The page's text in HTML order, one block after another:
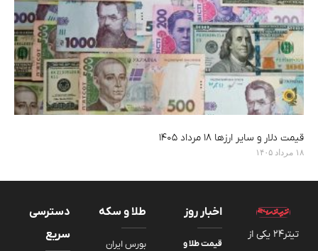
قیمت دلار و سایر ارزها ۱۸ مرداد ۱۴۰۵
۱۸ مرداد ۱۴۰۵
تیتر24 یکی از
اخبار روز
قیمت طلا و
طلا و سکه
بورس ایران
دسترسی
سریع